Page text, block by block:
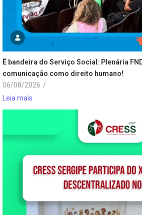
É bandeira do Serviço Social: Plenária
comunicação como direito humano!
06/08/2026 /
Leia mais